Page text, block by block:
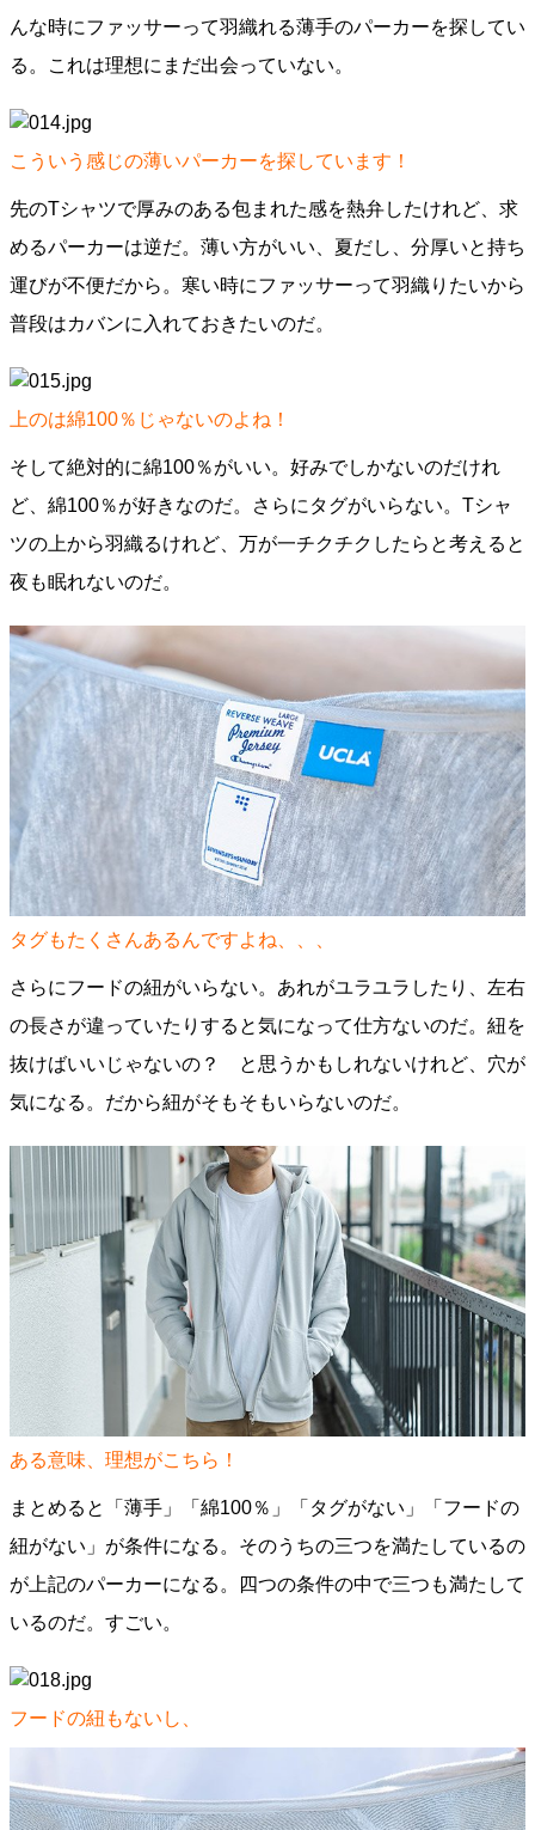
んな時にファッサーって羽織れる薄手のパーカーを探してい
る。これは理想にまだ出会っていない。
こういう感じの薄いパーカーを探しています！
先のTシャツで厚みのある包まれた感を熱弁したけれど、求
めるパーカーは逆だ。薄い方がいい、夏だし、分厚いと持ち
運びが不便だから。寒い時にファッサーって羽織りたいから
普段はカバンに入れておきたいのだ。
上のは綿100％じゃないのよね！
そして絶対的に綿100％がいい。好みでしかないのだけれ
ど、綿100％が好きなのだ。さらにタグがいらない。Tシャ
ツの上から羽織るけれど、万が一チクチクしたらと考えると
夜も眠れないのだ。
タグもたくさんあるんですよね、、、
さらにフードの紐がいらない。あれがユラユラしたり、左右
の長さが違っていたりすると気になって仕方ないのだ。紐を
抜けばいいじゃないの？ と思うかもしれないけれど、穴が
気になる。だから紐がそもそもいらないのだ。
ある意味、理想がこちら！
まとめると「薄手」「綿100％」「タグがない」「フードの
紐がない」が条件になる。そのうちの三つを満たしているの
が上記のパーカーになる。四つの条件の中で三つも満たして
いるのだ。すごい。
フードの紐もないし、